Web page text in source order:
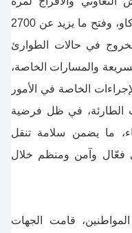
واحدة" في قوانغدونغ وهونغ كونغ وماكاو، وفتح ما يزيد عن 2700
في حالات الطوارئ
والمسارات الخاصة،
الخاصة في الأمور
الطارئة، في ظل فرضية
ما يضمن سلامة تنقل
فعّال وآمن ومنظم خلال
قامت الجهات